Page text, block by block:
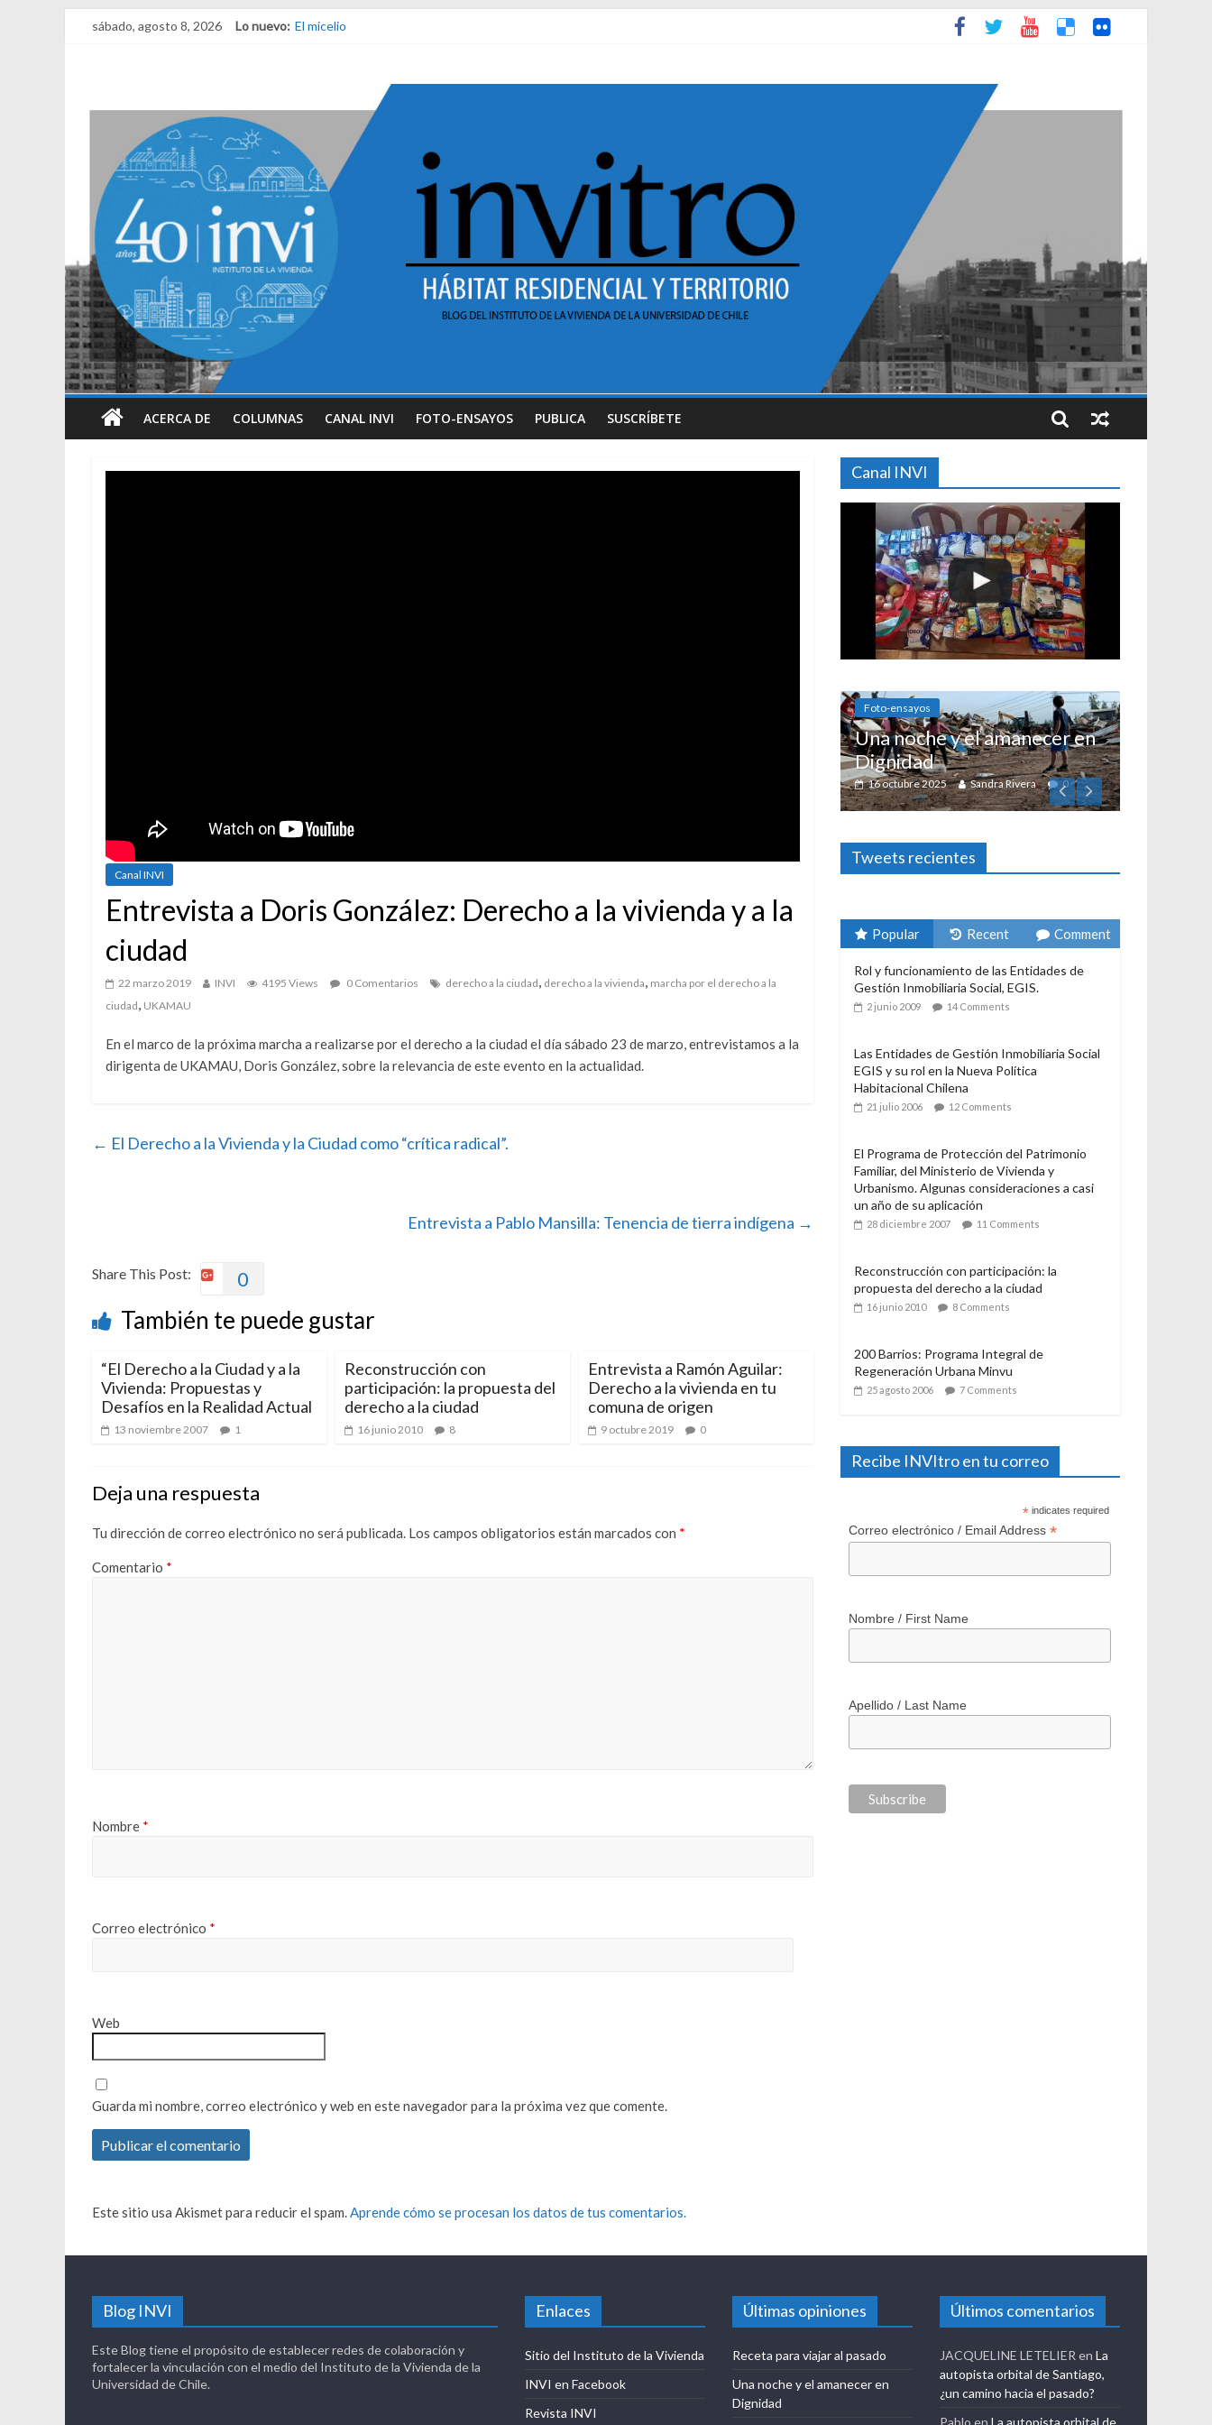
sábado, agosto 8, 2026 Lo nuevo: El micelio
¿Qué es el habitar? Sesión 1 de ciclo de conversatorios 40 años INVI
El derecho a habitar
ACERCA DE COLUMNAS CANAL INVI FOTO-ENSAYOS PUBLICA SUSCRÍBETE
Canal INVI
Entrevista a Doris González: Derecho a la vivienda y a la
ciudad
22 marzo 2019 INVI 4195 Views 0 Comentarios derecho a la ciudad, derecho a la vivienda, marcha por el derecho a la
ciudad, UKAMAU
En el marco de la próxima marcha a realizarse por el derecho a la ciudad el día sábado 23 de marzo, entrevistamos a la
dirigenta de UKAMAU, Doris González, sobre la relevancia de este evento en la actualidad.
← El Derecho a la Vivienda y la Ciudad como “crítica radical”.
Entrevista a Pablo Mansilla: Tenencia de tierra indígena →
Share This Post: 0
También te puede gustar
“El Derecho a la Ciudad y a la
Vivienda: Propuestas y
Desafíos en la Realidad Actual
13 noviembre 2007 1
Reconstrucción con
participación: la propuesta del
derecho a la ciudad
16 junio 2010 8
Entrevista a Ramón Aguilar:
Derecho a la vivienda en tu
comuna de origen
9 octubre 2019 0
Deja una respuesta
Tu dirección de correo electrónico no será publicada. Los campos obligatorios están marcados con *
Comentario *
Nombre *
Correo electrónico *
Web
Guarda mi nombre, correo electrónico y web en este navegador para la próxima vez que comente.
Este sitio usa Akismet para reducir el spam.Aprende cómo se procesan los datos de tus comentarios.
Canal INVI
Una noche y el amanecer en
Sandra Rivera 0
Foto-ensayos
Tweets recientes
Popular Recent Comment
Rol y funcionamiento de las Entidades de
Gestión Inmobiliaria Social, EGIS.
Las Entidades de Gestión Inmobiliaria Social
EGIS y su rol en la Nueva Política
Habitacional Chilena
21 julio 2006 12 Comments
El Programa de Protección del Patrimonio
Familiar, del Ministerio de Vivienda y
Urbanismo. Algunas consideraciones a casi
28 diciembre 2007 11 Comments
Reconstrucción con participación: la
200 Barrios: Programa Integral de
Blog INVI
Este Blog tiene el propósito de establecer redes de colaboración y
fortalecer la vinculación con el medio del Instituto de la Vivienda de la
Universidad de Chile.
Enlaces
Sitio del Instituto de la Vivienda
INVI en Facebook
Revista INVI
Últimas opiniones
Receta para viajar al pasado
Una noche y el amanecer en
Dignidad
Últimos comentarios
JACQUELINE LETELIER en La
autopista orbital de Santiago,
¿un camino hacia el pasado?
Pablo en La autopista orbital de